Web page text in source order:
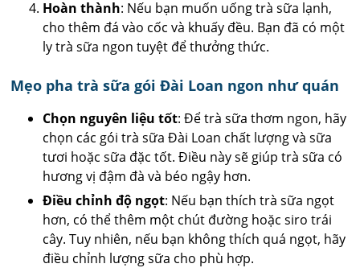
Hoàn thành: Nếu bạn muốn uống trà sữa lạnh,
cho thêm đá vào cốc và khuấy đều. Bạn đã có một
ly trà sữa ngon tuyệt để thưởng thức.
Mẹo pha trà sữa gói Đài Loan ngon như quán
Chọn nguyên liệu tốt: Để trà sữa thơm ngon, hãy
chọn các gói trà sữa Đài Loan chất lượng và sữa
tươi hoặc sữa đặc tốt. Điều này sẽ giúp trà sữa có
hương vị đậm đà và béo ngậy hơn.
Điều chỉnh độ ngọt: Nếu bạn thích trà sữa ngọt
hơn, có thể thêm một chút đường hoặc siro trái
cây. Tuy nhiên, nếu bạn không thích quá ngọt, hãy
điều chỉnh lượng sữa cho phù hợp.